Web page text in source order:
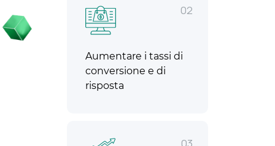
02
Aumentare i tassi di
conversione e di
risposta